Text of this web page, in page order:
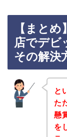
【まと
店でデビ
その解決
と
た
懸
を